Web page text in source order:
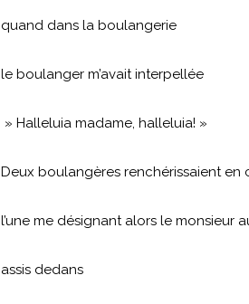
quand dans la boulangerie
le boulanger m’avait interpellée
» Halleluia madame, halleluia! »
Deux boulangères renchérissaient en
l’une me désignant alors le monsieur
assis dedans